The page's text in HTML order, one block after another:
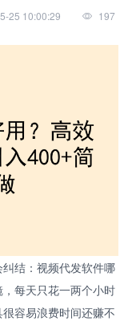
25 10:00:29 197
结：视频代发软件哪
每天只花一两个小时
容易浪费时间还赚不